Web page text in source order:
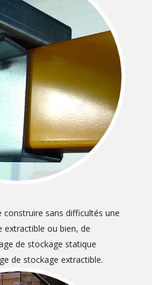
sans difficultés une
extractible ou bien, de
de stockage statique
de stockage extractible.